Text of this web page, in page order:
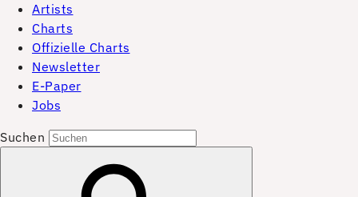
Artists
Charts
Offizielle Charts
Newsletter
E-Paper
Jobs
Suchen